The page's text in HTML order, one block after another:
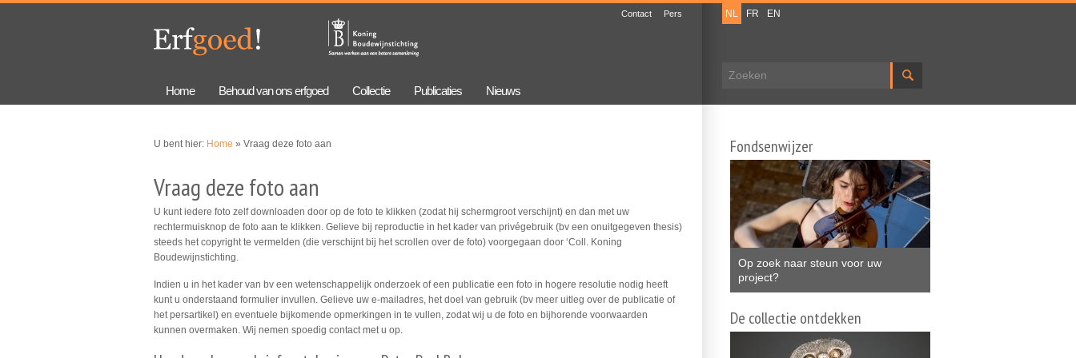
Contact Pers
Zoekveld
NL FR EN
Home Behoud van ons erfgoed Collectie Publicaties Nieuws
U bent hier: Home » Vraag deze foto aan
Vraag deze foto aan
U kunt iedere foto zelf downloaden door op de foto te klikken (zodat hij schermgroot verschijnt) en dan met uw
rechtermuisknop de foto aan te klikken. Gelieve bij reproductie in het kader van privégebruik (bv een onuitgegeven thesis)
steeds het copyright te vermelden (die verschijnt bij het scrollen over de foto) voorgegaan door ‘Coll. Koning
Boudewijnstichting.
Indien u in het kader van bv een wetenschappelijk onderzoek of een publicatie een foto in hogere resolutie nodig heeft
kunt u onderstaand formulier invullen. Gelieve uw e-mailadres, het doel van gebruik (bv meer uitleg over de publicatie of
het persartikel) en eventuele bijkomende opmerkingen in te vullen, zodat wij u de foto en bijhorende voorwaarden
kunnen overmaken. Wij nemen spoedig contact met u op.
Fondsenwijzer
Op zoek naar steun voor uw
project?
De collectie ontdekken